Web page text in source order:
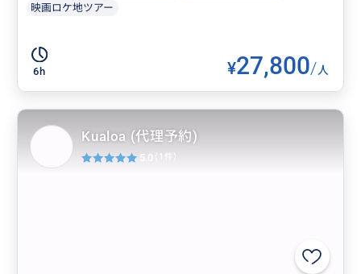
映画ロケ地ツアー
6h ¥27,800/人
Kualoa (代理予約)
5.0 (1件)